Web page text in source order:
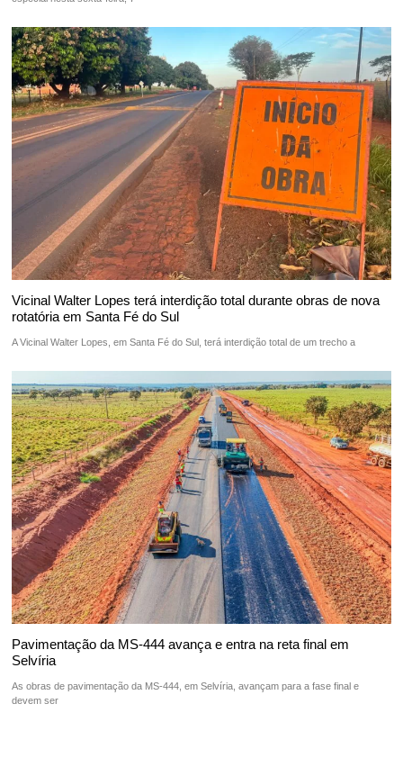
Vicinal Walter Lopes terá interdição total durante obras de nova
rotatória em Santa Fé do Sul
A Vicinal Walter Lopes, em Santa Fé do Sul, terá interdição total de um trecho a
Pavimentação da MS-444 avança e entra na reta final em
Selvíria
As obras de pavimentação da MS-444, em Selvíria, avançam para a fase final e
devem ser